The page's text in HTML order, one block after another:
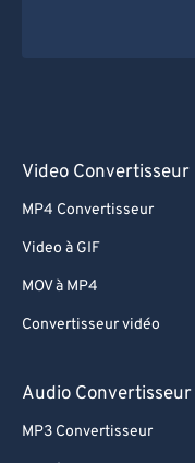
Video Convertisseur
MP4 Convertisseur
Video à GIF
MOV à MP4
Convertisseur vidéo
Audio Convertisseur
MP3 Convertisseur